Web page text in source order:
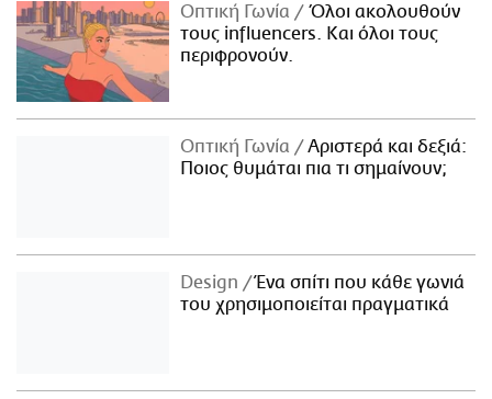
Οπτική Γωνία
Όλοι ακολουθούν
τους influencers. Και όλοι τους
περιφρονούν.
Οπτική Γωνία
Αριστερά και δεξιά:
Ποιος θυμάται πια τι σημαίνουν;
Design
Ένα σπίτι που κάθε γωνιά
του χρησιμοποιείται πραγματικά